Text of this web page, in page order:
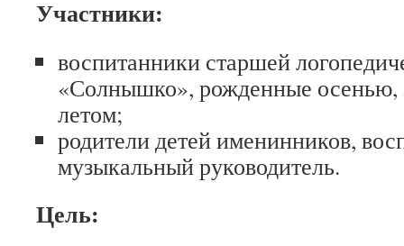
Участники:
воспитанники старшей
«Солнышко», рожденные осенью,
летом;
родители детей именинников,
музыкальный руководитель.
Цель: